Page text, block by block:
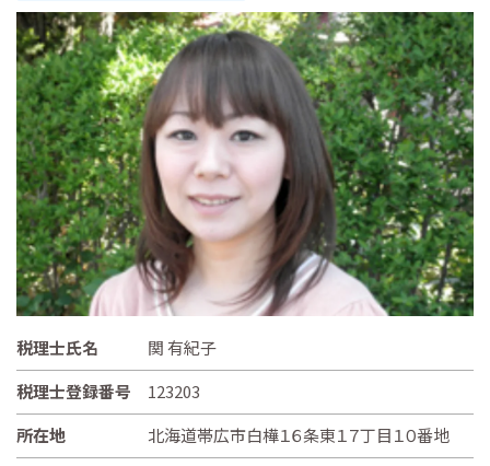
税理士氏名
関 有紀子
税理士登録番号
123203
所在地
北海道帯広市白樺１６条東１７丁目１０番地